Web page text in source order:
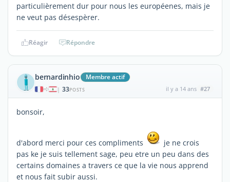
particulièrement dur pour nous les européenes, mais je
ne veut pas désespèrer.
Réagir Répondre
bernardinhio Membre actif
| 33POSTS il y a 14 ans #27
bonsoir,
d'abord merci pour ces compliments
je ne crois
pas ke je suis tellement sage, peu etre un peu dans des
certains domaines a travers ce que la vie nous apprend
et nous fait subir aussi.